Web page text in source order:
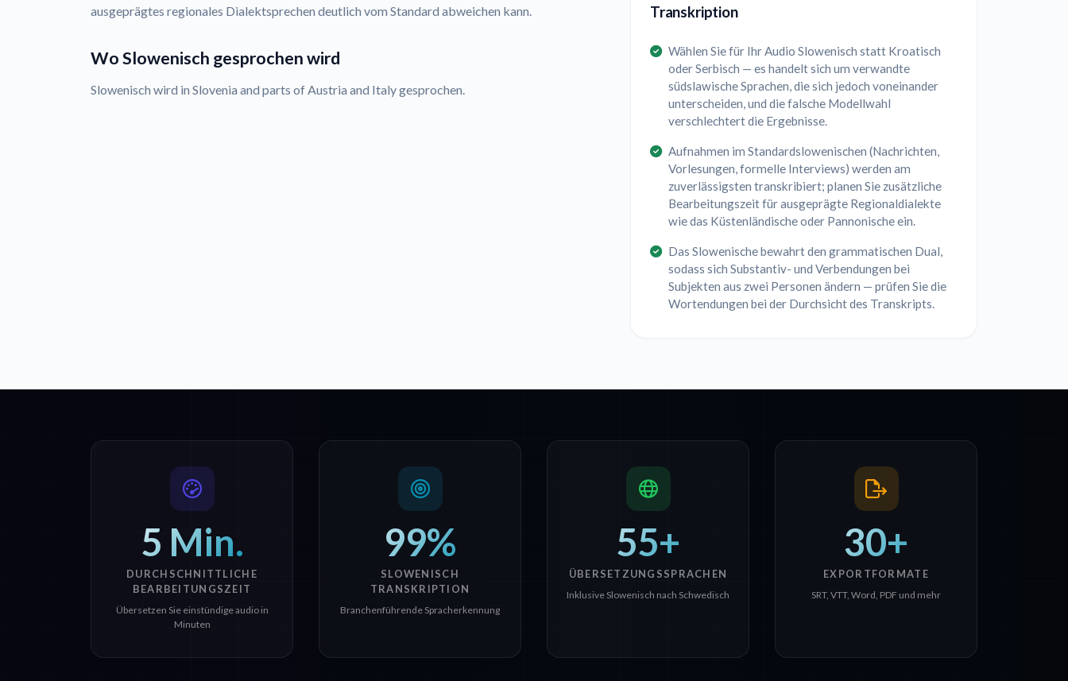
ausgeprägtes regionales Dialektsprechen deutlich vom Standard abweichen kann.
Wo Slowenisch gesprochen wird
Slowenisch wird in Slovenia and parts of Austria and Italy gesprochen.
Transkription
Wählen Sie für Ihr Audio Slowenisch statt Kroatisch
oder Serbisch — es handelt sich um verwandte
südslawische Sprachen, die sich jedoch voneinander
unterscheiden, und die falsche Modellwahl
verschlechtert die Ergebnisse.
Aufnahmen im Standardslowenischen (Nachrichten,
Vorlesungen, formelle Interviews) werden am
zuverlässigsten transkribiert; planen Sie zusätzliche
Bearbeitungszeit für ausgeprägte Regionaldialekte
wie das Küstenländische oder Pannonische ein.
Das Slowenische bewahrt den grammatischen Dual,
sodass sich Substantiv- und Verbendungen bei
Subjekten aus zwei Personen ändern — prüfen Sie die
Wortendungen bei der Durchsicht des Transkripts.
5 Min.
DURCHSCHNITTLICHE
BEARBEITUNGSZEIT
Übersetzen Sie einstündige audio in
Minuten
99%
SLOWENISCH
TRANSKRIPTION
Branchenführende Spracherkennung
55+
ÜBERSETZUNGSSPRACHEN
Inklusive Slowenisch nach Schwedisch
30+
EXPORTFORMATE
SRT, VTT, Word, PDF und mehr